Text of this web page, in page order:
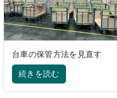
台車の保管方法を見直す
続きを読む